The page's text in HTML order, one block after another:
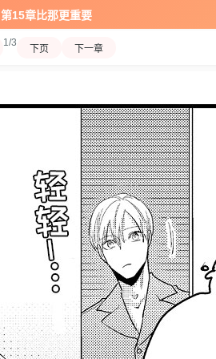
第15章比那更重要
1/3
下页 下一章